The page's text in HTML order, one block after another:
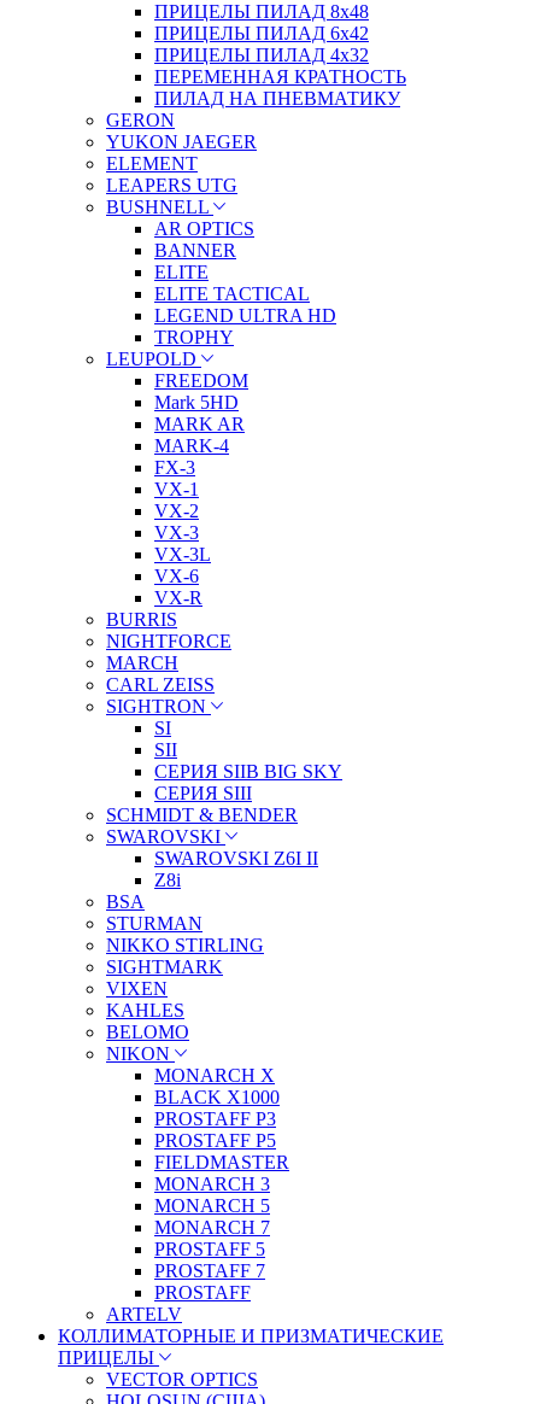
ПРИЦЕЛЫ ПИЛАД 8х48
ПРИЦЕЛЫ ПИЛАД 6х42
ПРИЦЕЛЫ ПИЛАД 4х32
ПЕРЕМЕННАЯ КРАТНОСТЬ
ПИЛАД НА ПНЕВМАТИКУ
GERON
YUKON JAEGER
ELEMENT
LEAPERS UTG
BUSHNELL
AR OPTICS
BANNER
ELITE
ELITE TACTICAL
LEGEND ULTRA HD
TROPHY
LEUPOLD
FREEDOM
Mark 5HD
MARK AR
MARK-4
FX-3
VX-1
VX-2
VX-3
VX-3L
VX-6
VX-R
BURRIS
NIGHTFORCE
MARCH
CARL ZEISS
SIGHTRON
SI
SII
СЕРИЯ SIIB BIG SKY
СЕРИЯ SIII
SCHMIDT & BENDER
SWAROVSKI
SWAROVSKI Z6I II
Z8i
BSA
STURMAN
NIKKO STIRLING
SIGHTMARK
VIXEN
KAHLES
BELOMO
NIKON
MONARCH X
BLACK X1000
PROSTAFF P3
PROSTAFF P5
FIELDMASTER
MONARCH 3
MONARCH 5
MONARCH 7
PROSTAFF 5
PROSTAFF 7
PROSTAFF
ARTELV
КОЛЛИМАТОРНЫЕ И ПРИЗМАТИЧЕСКИЕ
ПРИЦЕЛЫ
VECTOR OPTICS